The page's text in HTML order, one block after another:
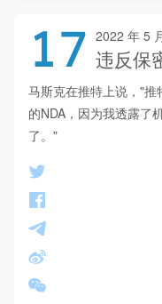
17 2022 年 5
违反保
马斯克在推特上说，"
的NDA，因为我透露了
了。"